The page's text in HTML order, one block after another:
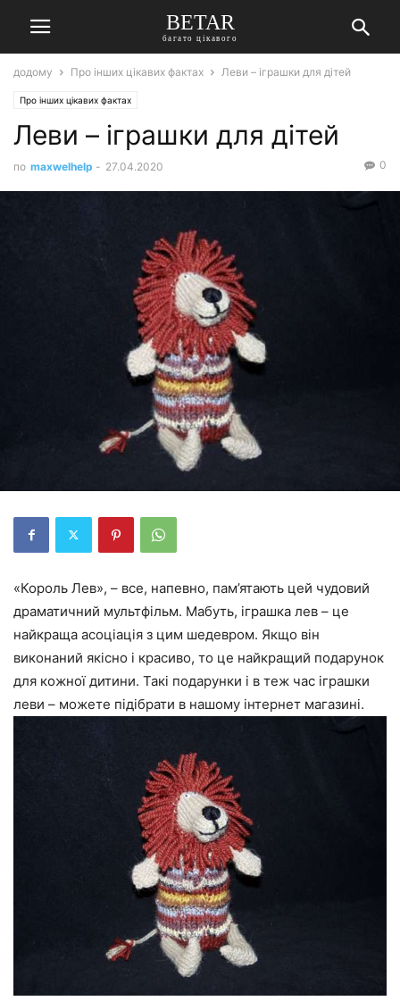
BETAR
багато цікавого
додому Про інших цікавих фактах Леви – іграшки для дітей
Про інших цікавих фактах
Леви – іграшки для дітей
по maxwelhelp - 27.04.2020 0
«Король Лев», – все, напевно, пам’ятають цей чудовий
драматичний мультфільм. Мабуть, іграшка лев – це
найкраща асоціація з цим шедевром. Якщо він
виконаний якісно і красиво, то це найкращий подарунок
для кожної дитини. Такі подарунки і в теж час іграшки
леви – можете підібрати в нашому інтернет магазині.